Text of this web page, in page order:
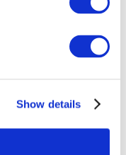
Show details